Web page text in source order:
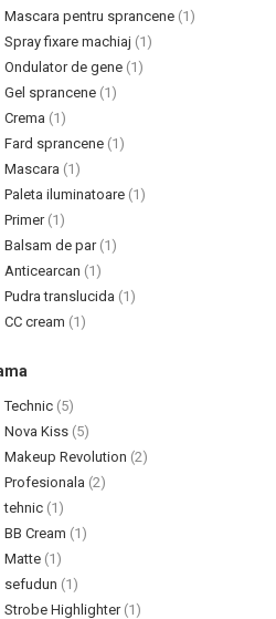
Mascara pentru sprancene (1)
Spray fixare machiaj (1)
Ondulator de gene (1)
Gel sprancene (1)
Crema (1)
Fard sprancene (1)
Mascara (1)
Paleta iluminatoare (1)
Primer (1)
Balsam de par (1)
Anticearcan (1)
Pudra translucida (1)
CC cream (1)
Technic (5)
Nova Kiss (5)
Makeup Revolution (2)
Profesionala (2)
tehnic (1)
BB Cream (1)
Matte (1)
sefudun (1)
Strobe Highlighter (1)